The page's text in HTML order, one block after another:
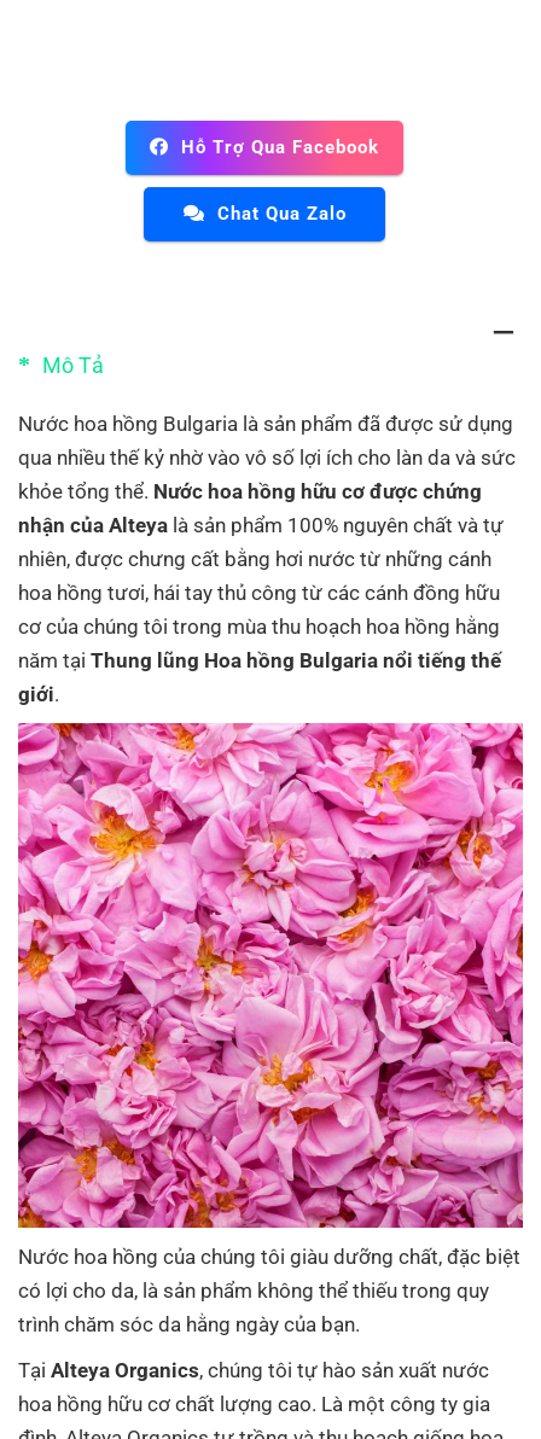
Hỗ Trợ Qua Facebook
Chat Qua Zalo
Mô Tả
Nước hoa hồng Bulgaria là sản phẩm đã được sử dụng
qua nhiều thế kỷ nhờ vào vô số lợi ích cho làn da và sức
khỏe tổng thể. Nước hoa hồng hữu cơ được chứng
nhận của Alteya là sản phẩm 100% nguyên chất và tự
nhiên, được chưng cất bằng hơi nước từ những cánh
hoa hồng tươi, hái tay thủ công từ các cánh đồng hữu
cơ của chúng tôi trong mùa thu hoạch hoa hồng hằng
năm tại Thung lũng Hoa hồng Bulgaria nổi tiếng thế
giới.
Nước hoa hồng của chúng tôi giàu dưỡng chất, đặc biệt
có lợi cho da, là sản phẩm không thể thiếu trong quy
trình chăm sóc da hằng ngày của bạn.
Tại Alteya Organics, chúng tôi tự hào sản xuất nước
hoa hồng hữu cơ chất lượng cao. Là một công ty gia